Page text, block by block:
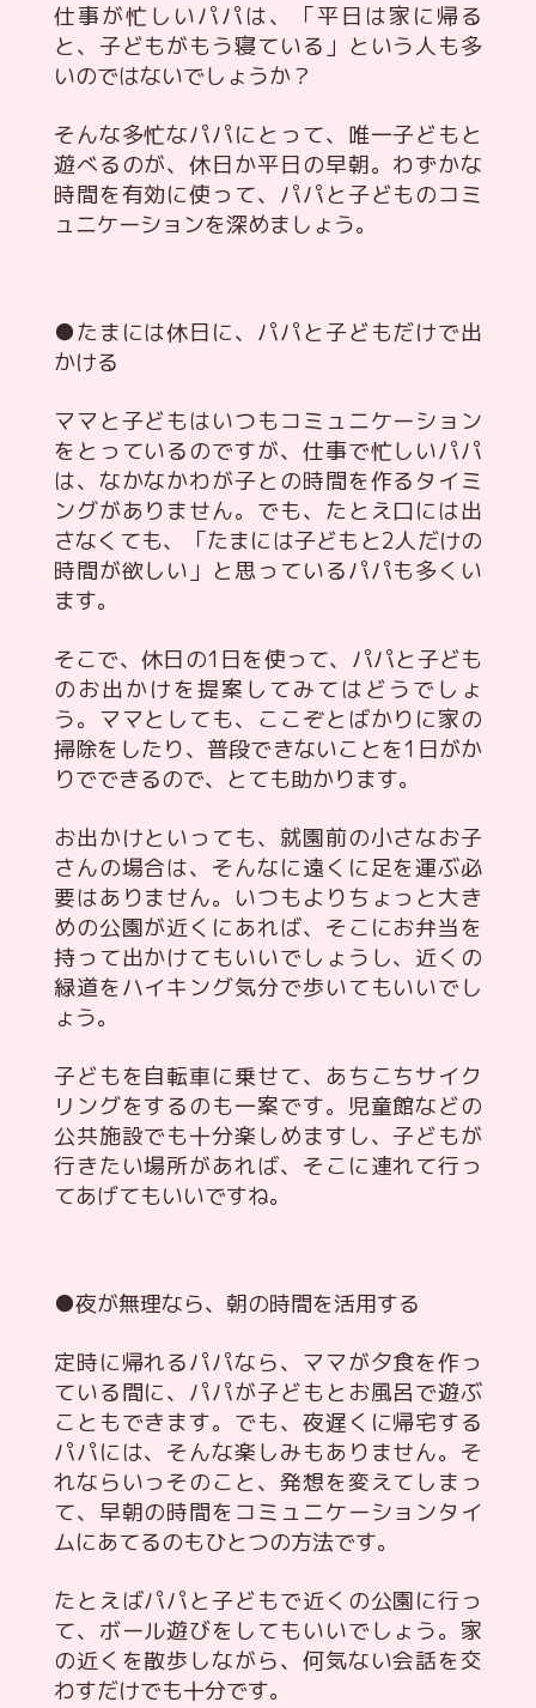
仕事が忙しいパパは、「平日は家に帰る
と、子どもがもう寝ている」という人も多
いのではないでしょうか？
そんな多忙なパパにとって、唯一子どもと
遊べるのが、休日か平日の早朝。わずかな
時間を有効に使って、パパと子どものコミ
ュニケーションを深めましょう。
●たまには休日に、パパと子どもだけで出
かける
ママと子どもはいつもコミュニケーション
をとっているのですが、仕事で忙しいパパ
は、なかなかわが子との時間を作るタイミ
ングがありません。でも、たとえ口には出
さなくても、「たまには子どもと2人だけの
時間が欲しい」と思っているパパも多くい
ます。
そこで、休日の1日を使って、パパと子ども
のお出かけを提案してみてはどうでしょ
う。ママとしても、ここぞとばかりに家の
掃除をしたり、普段できないことを1日がか
りでできるので、とても助かります。
お出かけといっても、就園前の小さなお子
さんの場合は、そんなに遠くに足を運ぶ必
要はありません。いつもよりちょっと大き
めの公園が近くにあれば、そこにお弁当を
持って出かけてもいいでしょうし、近くの
緑道をハイキング気分で歩いてもいいでし
ょう。
子どもを自転車に乗せて、あちこちサイク
リングをするのも一案です。児童館などの
公共施設でも十分楽しめますし、子どもが
行きたい場所があれば、そこに連れて行っ
てあげてもいいですね。
●夜が無理なら、朝の時間を活用する
定時に帰れるパパなら、ママが夕食を作っ
ている間に、パパが子どもとお風呂で遊ぶ
こともできます。でも、夜遅くに帰宅する
パパには、そんな楽しみもありません。そ
れならいっそのこと、発想を変えてしまっ
て、早朝の時間をコミュニケーションタイ
ムにあてるのもひとつの方法です。
たとえばパパと子どもで近くの公園に行っ
て、ボール遊びをしてもいいでしょう。家
の近くを散歩しながら、何気ない会話を交
わすだけでも十分です。